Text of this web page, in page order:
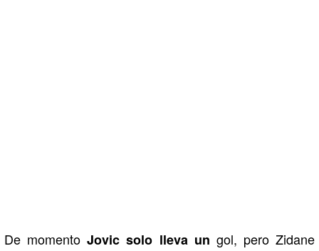
De momentoJovic solo lleva un gol, pero Zidane